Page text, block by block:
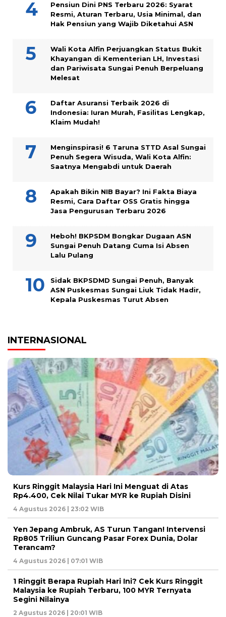
Pensiun Dini PNS Terbaru 2026: Syarat
Resmi, Aturan Terbaru, Usia Minimal, dan
Hak Pensiun yang Wajib Diketahui ASN
Wali Kota Alfin Perjuangkan Status Bukit
Khayangan di Kementerian LH, Investasi
dan Pariwisata Sungai Penuh Berpeluang
Melesat
Daftar Asuransi Terbaik 2026 di
Indonesia: Iuran Murah, Fasilitas Lengkap,
Klaim Mudah!
Menginspirasi! 6 Taruna STTD Asal Sungai
Penuh Segera Wisuda, Wali Kota Alfin:
Saatnya Mengabdi untuk Daerah
Apakah Bikin NIB Bayar? Ini Fakta Biaya
Resmi, Cara Daftar OSS Gratis hingga
Jasa Pengurusan Terbaru 2026
Heboh! BKPSDM Bongkar Dugaan ASN
Sungai Penuh Datang Cuma Isi Absen
Lalu Pulang
Sidak BKPSDMD Sungai Penuh, Banyak
ASN Puskesmas Sungai Liuk Tidak Hadir,
Kepala Puskesmas Turut Absen
INTERNASIONAL
Kurs Ringgit Malaysia Hari Ini Menguat di Atas
Rp4.400, Cek Nilai Tukar MYR ke Rupiah Disini
4 Agustus 2026 | 23:02 WIB
Yen Jepang Ambruk, AS Turun Tangan! Intervensi
Rp805 Triliun Guncang Pasar Forex Dunia, Dolar
Terancam?
4 Agustus 2026 | 07:01 WIB
1 Ringgit Berapa Rupiah Hari Ini? Cek Kurs Ringgit
Malaysia ke Rupiah Terbaru, 100 MYR Ternyata
Segini Nilainya
2 Agustus 2026 | 20:01 WIB